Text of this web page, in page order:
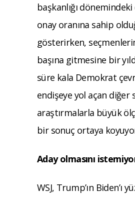
başkanlığı
onay oranına sahip
gösterirken,
başına gitmesine bir
süre kala Demokrat
endişeye yol açan diğer
araştırmalarla büyük
bir sonuç ortaya
Aday olmasını
WSJ, Trump’ın Biden’ı